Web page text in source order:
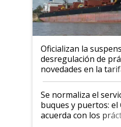
Oficializan la
desregulación de
novedades en la
Se normaliza el
buques y puertos: el
acuerda con los